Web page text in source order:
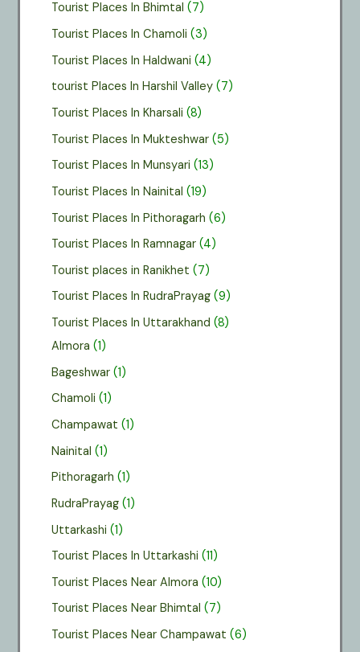
Tourist Places In Bhimtal (7)
Tourist Places In Chamoli (3)
Tourist Places In Haldwani (4)
tourist Places In Harshil Valley (7)
Tourist Places In Kharsali (8)
Tourist Places In Mukteshwar (5)
Tourist Places In Munsyari (13)
Tourist Places In Nainital (19)
Tourist Places In Pithoragarh (6)
Tourist Places In Ramnagar (4)
Tourist places in Ranikhet (7)
Tourist Places In RudraPrayag (9)
Tourist Places In Uttarakhand (8)
Almora (1)
Bageshwar (1)
Chamoli (1)
Champawat (1)
Nainital (1)
Pithoragarh (1)
RudraPrayag (1)
Uttarkashi (1)
Tourist Places In Uttarkashi (11)
Tourist Places Near Almora (10)
Tourist Places Near Bhimtal (7)
Tourist Places Near Champawat (6)